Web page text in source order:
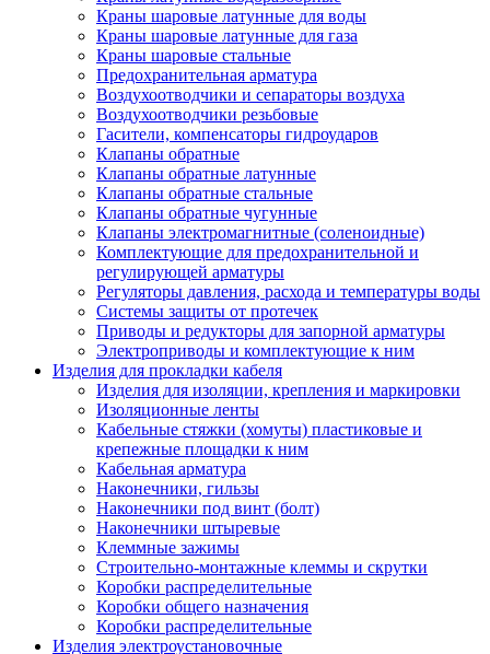
Краны шаровые латунные для воды
Краны шаровые латунные для газа
Краны шаровые стальные
Предохранительная арматура
Воздухоотводчики и сепараторы воздуха
Воздухоотводчики резьбовые
Гасители, компенсаторы гидроударов
Клапаны обратные
Клапаны обратные латунные
Клапаны обратные стальные
Клапаны обратные чугунные
Клапаны электромагнитные (соленоидные)
Комплектующие для предохранительной и
регулирующей арматуры
Регуляторы давления, расхода и температуры воды
Системы защиты от протечек
Приводы и редукторы для запорной арматуры
Электроприводы и комплектующие к ним
Изделия для прокладки кабеля
Изделия для изоляции, крепления и маркировки
Изоляционные ленты
Кабельные стяжки (хомуты) пластиковые и
крепежные площадки к ним
Кабельная арматура
Наконечники, гильзы
Наконечники под винт (болт)
Наконечники штыревые
Клеммные зажимы
Строительно-монтажные клеммы и скрутки
Коробки распределительные
Коробки общего назначения
Коробки распределительные
Изделия электроустановочные